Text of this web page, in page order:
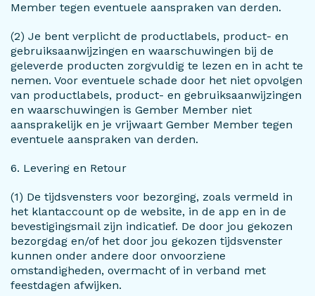
Member tegen eventuele aanspraken van derden.
(2) Je bent verplicht de productlabels, product- en
gebruiksaanwijzingen en waarschuwingen bij de
geleverde producten zorgvuldig te lezen en in acht te
nemen. Voor eventuele schade door het niet opvolgen
van productlabels, product- en gebruiksaanwijzingen
en waarschuwingen is Gember Member niet
aansprakelijk en je vrijwaart Gember Member tegen
eventuele aanspraken van derden.
6. Levering en Retour
(1) De tijdsvensters voor bezorging, zoals vermeld in
het klantaccount op de website, in de app en in de
bevestigingsmail zijn indicatief. De door jou gekozen
bezorgdag en/of het door jou gekozen tijdsvenster
kunnen onder andere door onvoorziene
omstandigheden, overmacht of in verband met
feestdagen afwijken.